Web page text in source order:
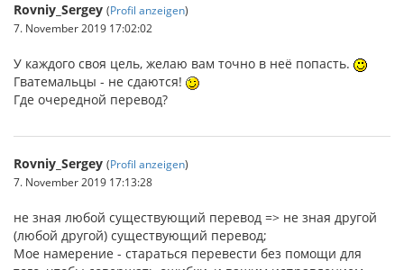
Rovniy_Sergey (Profil anzeigen)
7. November 2019 17:02:02
У каждого своя цель, желаю вам точно в неё попасть.
Гватемальцы - не сдаются!
Где очередной перевод?
Rovniy_Sergey (Profil anzeigen)
7. November 2019 17:13:28
не зная любой существующий перевод => не зная другой
(любой другой) существующий перевод;
Мое намерение - стараться перевести без помощи для